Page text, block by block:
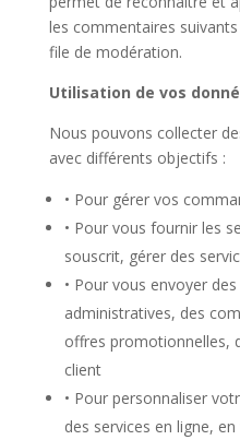
les commentaires
file de modération.
Utilisation de vos
Nous pouvons collecter
avec différents objectifs :
• Pour gérer vos
• Pour vous fournir les
souscrit, gérer des
• Pour vous envoyer
administratives, des
offres promotionnelles,
client
• Pour personnaliser
des services en ligne,